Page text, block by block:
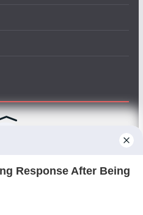
сте во тек со најновите